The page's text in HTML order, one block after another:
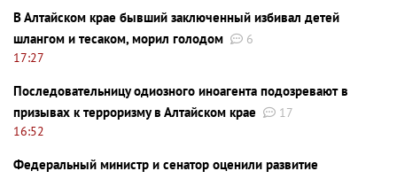
В Алтайском крае бывший заключенный избивал детей
шлангом и тесаком, морил голодом
6
17:27
Последовательницу одиозного иноагента подозревают в
призывах к терроризму в Алтайском крае
17
16:52
Федеральный министр и сенатор оценили развитие